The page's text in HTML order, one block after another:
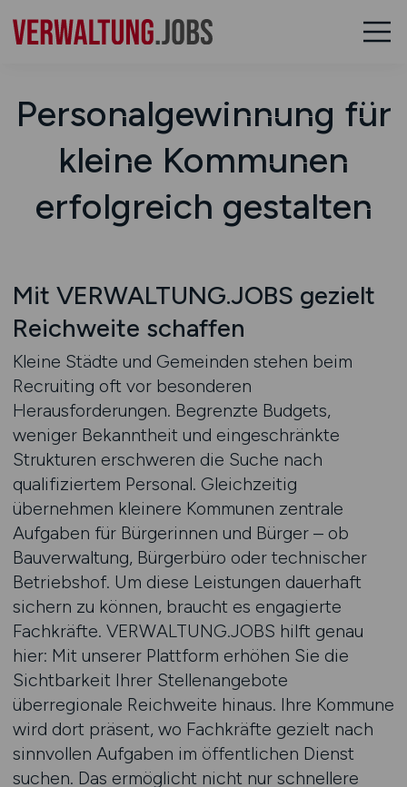
Personalgewinnung für
kleine Kommunen
erfolgreich gestalten
Mit VERWALTUNG.JOBS gezielt
Reichweite schaffen
Kleine Städte und Gemeinden stehen beim
Recruiting oft vor besonderen
Herausforderungen. Begrenzte Budgets,
weniger Bekanntheit und eingeschränkte
Strukturen erschweren die Suche nach
qualifiziertem Personal. Gleichzeitig
übernehmen kleinere Kommunen zentrale
Aufgaben für Bürgerinnen und Bürger – ob
Bauverwaltung, Bürgerbüro oder technischer
Betriebshof. Um diese Leistungen dauerhaft
sichern zu können, braucht es engagierte
Fachkräfte. VERWALTUNG.JOBS hilft genau
hier: Mit unserer Plattform erhöhen Sie die
Sichtbarkeit Ihrer Stellenangebote
überregionale Reichweite hinaus. Ihre Kommune
wird dort präsent, wo Fachkräfte gezielt nach
sinnvollen Aufgaben im öffentlichen Dienst
suchen. Das ermöglicht nicht nur schnellere